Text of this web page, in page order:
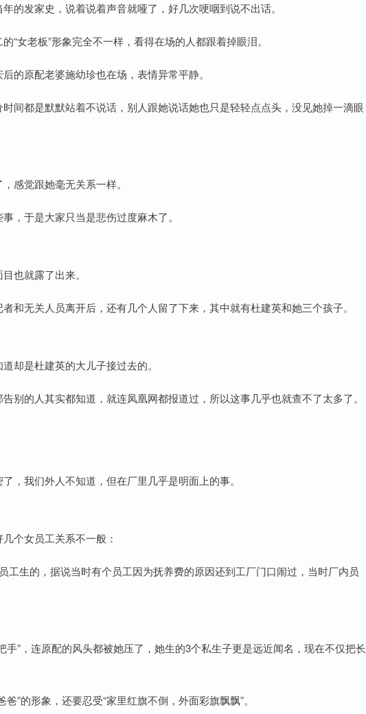
的发家史，说着说着声音就哑了，好几次哽咽到说不出话。
“女老板”形象完全不一样，看得在场的人都跟着掉眼泪。
的原配老婆施幼珍也在场，表情异常平静。
间都是默默站着不说话，别人跟她说话她也只是轻轻点点头，没见她掉一滴眼
感觉跟她毫无关系一样。
，于是大家只当是悲伤过度麻木了。
也就露了出来。
和无关人员离开后，还有几个人留了下来，其中就有杜建英和她三个孩子。
却是杜建英的大儿子接过去的。
别的人其实都知道，就连凤凰网都报道过，所以这事几乎也就查不了太多了。
，我们外人不知道，但在厂里几乎是明面上的事。
个女员工关系不一般：
工生的，据说当时有个员工因为抚养费的原因还到工厂门口闹过，当时厂内员
手”，连原配的风头都被她压了，她生的3个私生子更是远近闻名，现在不仅把长
”的形象，还要忍受“家里红旗不倒，外面彩旗飘飘”。